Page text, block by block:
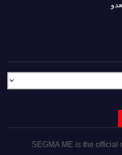
SEGMA ME is the official